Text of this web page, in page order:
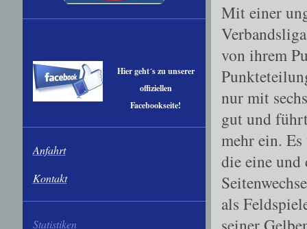
Mit einer
von ihrem
nur mit
gut und
mehr ein.
die eine
als
Hier geht´s zu unserer
offiziellen
Facebookseite!
Anfahrt
Kontakt
Statistiken